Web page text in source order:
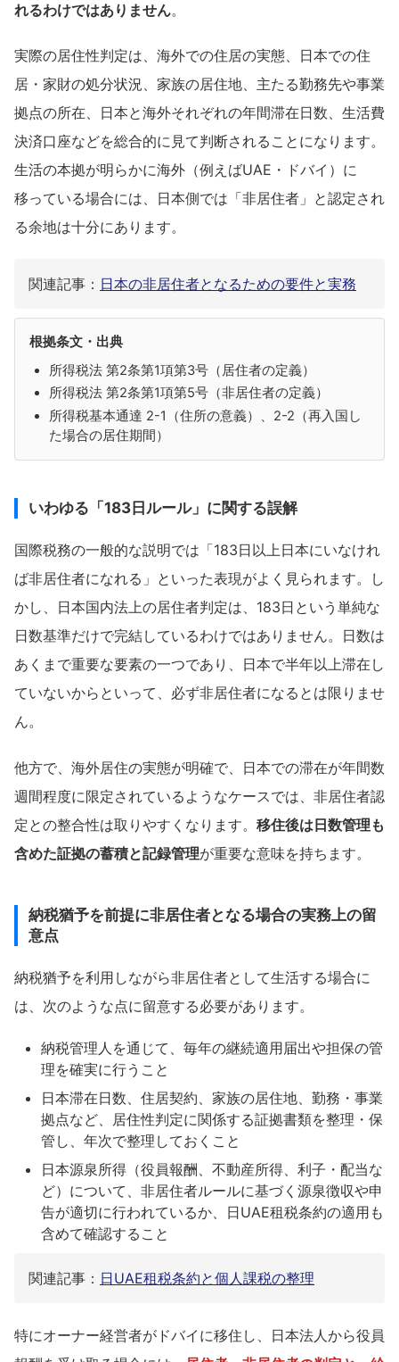
れるわけではありません。
実際の居住性判定は、海外での住居の実態、日本での住
居・家財の処分状況、家族の居住地、主たる勤務先や事業
拠点の所在、日本と海外それぞれの年間滞在日数、生活費
決済口座などを総合的に見て判断されることになります。
生活の本拠が明らかに海外（例えばUAE・ドバイ）に
移っている場合には、日本側では「非居住者」と認定され
る余地は十分にあります。
関連記事： 日本の非居住者となるための要件と実務
根拠条文・出典
所得税法 第2条第1項第3号（居住者の定義）
所得税法 第2条第1項第5号（非居住者の定義）
所得税基本通達 2-1（住所の意義）、2-2（再入国し
た場合の居住期間）
いわゆる「183日ルール」に関する誤解
国際税務の一般的な説明では「183日以上日本にいなけれ
ば非居住者になれる」といった表現がよく見られます。し
かし、日本国内法上の居住者判定は、183日という単純な
日数基準だけで完結しているわけではありません。日数は
あくまで重要な要素の一つであり、日本で半年以上滞在し
ていないからといって、必ず非居住者になるとは限りませ
ん。
他方で、海外居住の実態が明確で、日本での滞在が年間数
週間程度に限定されているようなケースでは、非居住者認
定との整合性は取りやすくなります。 移住後は日数管理も
含めた証拠の蓄積と記録管理が重要な意味を持ちます。
納税猶予を前提に非居住者となる場合の実務上の留
意点
納税猶予を利用しながら非居住者として生活する場合に
は、次のような点に留意する必要があります。
納税管理人を通じて、毎年の継続適用届出や担保の管
理を確実に行うこと
日本滞在日数、住居契約、家族の居住地、勤務・事業
拠点など、居住性判定に関係する証拠書類を整理・保
管し、年次で整理しておくこと
日本源泉所得（役員報酬、不動産所得、利子・配当な
ど）について、非居住者ルールに基づく源泉徴収や申
告が適切に行われているか、日UAE租税条約の適用も
含めて確認すること
関連記事： 日UAE租税条約と個人課税の整理
特にオーナー経営者がドバイに移住し、日本法人から役員